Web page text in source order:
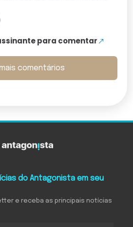
para comentar
comentários
do Antagonista em seu
e receba as principais notícias